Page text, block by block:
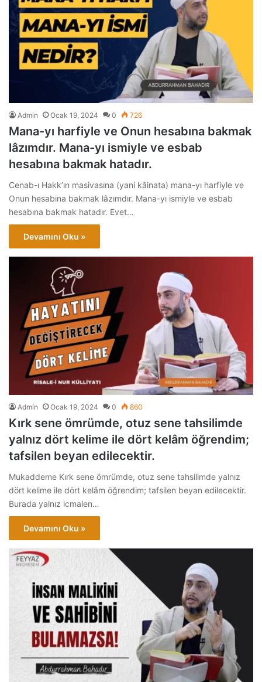
Admin Ocak 19, 2024 0 726
Mana-yı harfiyle ve Onun hesabına bakmak
lâzımdır. Mana-yı ismiyle ve esbab
hesabına bakmak hatadır.
Cenab-ı Hakk’ın masivasına (yani kâinata) mana-yı harfiyle ve
Onun hesabına bakmak lâzımdır. Mana-yı ismiyle ve esbab
hesabına bakmak hatadır. Evet…
Devamını Oku »
Admin Ocak 19, 2024 0 860
Kırk sene ömrümde, otuz sene tahsilimde
yalnız dört kelime ile dört kelâm öğrendim;
tafsilen beyan edilecektir.
Mukaddeme Kırk sene ömrümde, otuz sene tahsilimde yalnız
dört kelime ile dört kelâm öğrendim; tafsilen beyan edilecektir.
Burada yalnız icmalen…
Devamını Oku »